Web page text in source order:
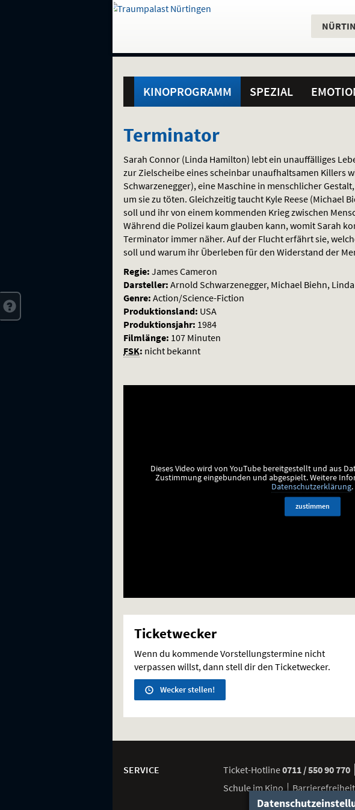
direkt
Inhalt
Menü
und
Gehe
Standortauswahl
Aktueller
KINOPROGRAMM SPEZIAL
Terminator
Terminator
Sarah Connor (Linda Hamilton) lebt ein unauffälliges
zur Zielscheibe eines scheinbar unaufhaltsamen Killers
Schwarzenegger), eine Maschine in menschlicher
um sie zu töten. Gleichzeitig taucht Kyle Reese (Michael
soll und ihr von einem kommenden Krieg zwischen
Während die Polizei kaum glauben kann, womit Sarah
Terminator immer näher. Auf der Flucht erfährt sie,
soll und warum ihr Überleben für den Widerstand der
Regie: James Cameron
Darsteller: Arnold Schwarzenegger, Michael Biehn,
Genre: Action/Science-Fiction
Produktionsland: USA
Produktionsjahr: 1984
Filmlänge: 107 Minuten
FSK: nicht bekannt
Dieses Video wird von YouTube bereitgestellt und aus
Zustimmung eingebunden und abgespielt.Weitere
Datenschutzerklärung.
zustimmen
Ticketwecker
Wenn du kommende Vorstellungstermine nicht
verpassen willst, dann stell dir den Ticketwecker.
Wecker stellen!
SERVICE Ticket-Hotline0711 / 550 90 770
Schule im Kino
Barrierefreiheit